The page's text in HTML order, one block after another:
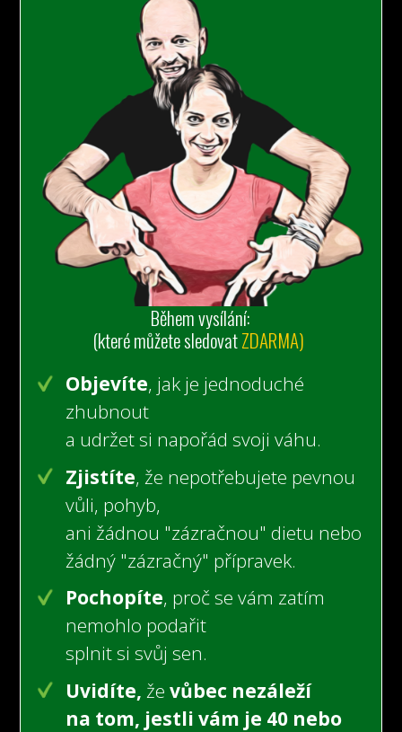
Během vysílání:
(které můžete sledovatZDARMA)
Objevíte, jak je jednoduché
zhubnout
a udržet si napořád svoji váhu.
Zjistíte, že nepotřebujete pevnou
vůli, pohyb,
ani žádnou "zázračnou" dietu nebo
žádný "zázračný" přípravek.
Pochopíte, proč se vám zatím
nemohlo podařit
splnit si svůj sen.
Uvidíte, ževůbec nezáleží
na tom, jestli vám je 40 nebo